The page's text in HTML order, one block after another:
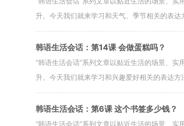
升。今天我们就来学习和天气、季节相关的表达
韩语生活会话：第14课 会做蛋糕吗？
“韩语生活会话”系列文章以贴近生活的场景、
升。今天我们就来学习和兴趣爱好相关的表达方
韩语生活会话：第6课 这个书签多少钱？
“韩语生活会话”系列文章以贴近生活的场景、